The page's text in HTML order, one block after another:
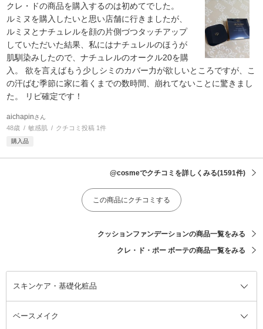
クレ・ドの商品を購入するのは初めてでした。
ルミヌを購入したいと思い店舗に行きましたが、
ルミヌとナチュレルを顔の片側づつタッチアップ
していただいた結果、私にはナチュレルのほうが
肌馴染みしたので、ナチュレルのオークル20を購
入。 欲を言えばもう少しシミのカバー力が欲しいところですが、こ
の汗ばむ季節に家に着くまでの数時間、崩れてないことに驚きまし
た。 リピ確定です！
aichapinさん
48歳 敏感肌 クチコミ投稿 1件
購入品
@cosmeでクチコミを詳しくみる(1591件)
この商品にクチコミする
クッションファンデーションの商品一覧をみる
クレ・ド・ポー ボーテの商品一覧をみる
スキンケア・基礎化粧品
スキンケア・基礎化粧品全て
ベースメイク